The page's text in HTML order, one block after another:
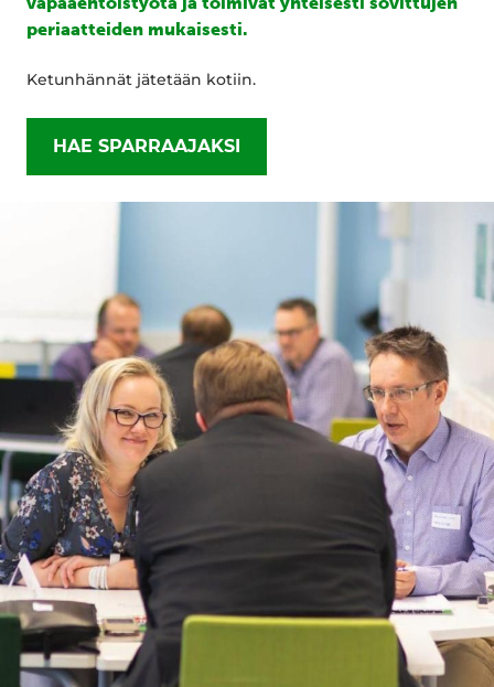
periaatteiden mukaisesti.
Ketunhännät jätetään kotiin.
HAE SPARRAAJAKSI